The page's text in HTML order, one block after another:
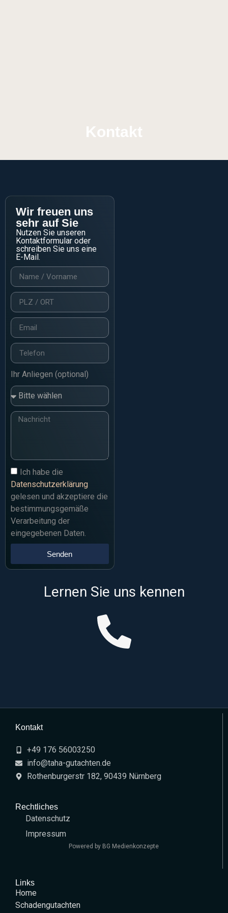
Kontakt
Wir freuen uns
sehr auf Sie
Nutzen Sie unseren
Kontaktformular oder
schreiben Sie uns eine
E-Mail.
Ihr Anliegen (optional)
Ich habe die
Datenschutzerklärung
gelesen und akzeptiere die
bestimmungsgemäße
Verarbeitung der
eingegebenen Daten.
Senden
Lernen Sie uns kennen
Kontakt
+49 176 56003250
info@taha-gutachten.de
Rothenburgerstr 182, 90439 Nürnberg
Rechtliches
Datenschutz
Impressum
Powered by BG Medienkonzepte
Links
Home
Schadengutachten